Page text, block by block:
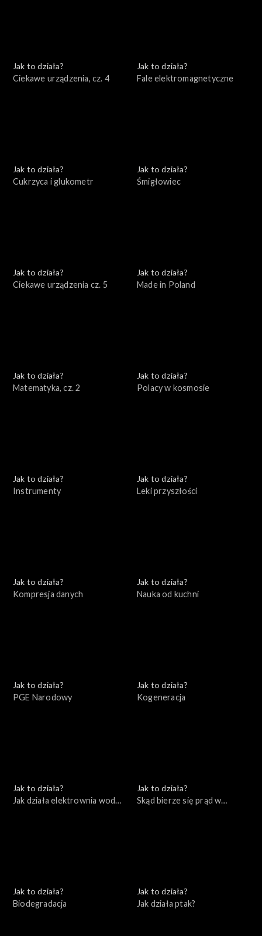
Jak to działa?
Ciekawe urządzenia, cz. 4
Jak to działa?
Fale elektromagnetyczne
Jak to działa?
Cukrzyca i glukometr
Jak to działa?
Śmigłowiec
Jak to działa?
Ciekawe urządzenia cz. 5
Jak to działa?
Made in Poland
Jak to działa?
Matematyka, cz. 2
Jak to działa?
Polacy w kosmosie
Jak to działa?
Instrumenty
Jak to działa?
Leki przyszłości
Jak to działa?
Kompresja danych
Jak to działa?
Nauka od kuchni
Jak to działa?
PGE Narodowy
Jak to działa?
Kogeneracja
Jak to działa?
Jak działa elektrownia wodna
Jak to działa?
Skąd bierze się prąd w
Jak to działa?
Biodegradacja
Jak to działa?
Jak działa ptak?